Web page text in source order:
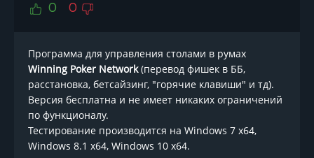
0 0
Программа для управления столами в румах
Winning Poker Network(перевод фишек в ББ,
расстановка, бетсайзинг, "горячие клавиши" и тд).
Версия бесплатна и не имеет никаких ограничений
по функционалу.
Тестирование производится на Windows 7 x64,
Windows 8.1 x64, Windows 10 x64.